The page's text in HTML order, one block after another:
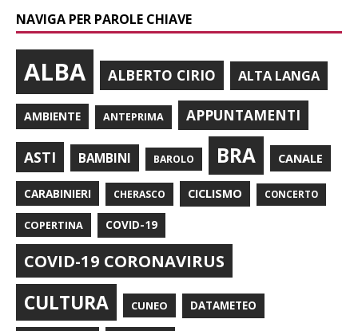
NAVIGA PER PAROLE CHIAVE
ALBA ALBERTO CIRIO ALTA LANGA
AMBIENTE ANTEPRIMA APPUNTAMENTI
ASTI BAMBINI BAROLO BRA CANALE
CARABINIERI CHERASCO CICLISMO CONCERTO
COPERTINA COVID-19
COVID-19 CORONAVIRUS
CULTURA CUNEO DATAMETEO